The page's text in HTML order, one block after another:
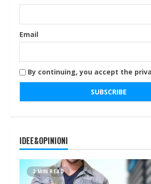
Email
By continuing, you accept the
IDEE&OPINIONI
2 MIN READ